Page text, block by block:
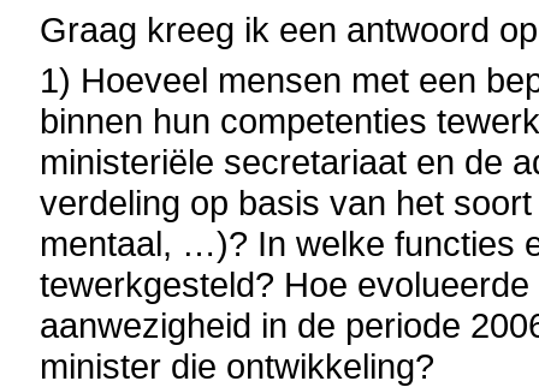
Graag kreeg ik een antwoord
1) Hoeveel mensen met een
binnen hun competenties
ministeriële secretariaat en de
verdeling op basis van het
mentaal, …)? In welke functies
tewerkgesteld? Hoe
aanwezigheid in de periode
minister die ontwikkeling?